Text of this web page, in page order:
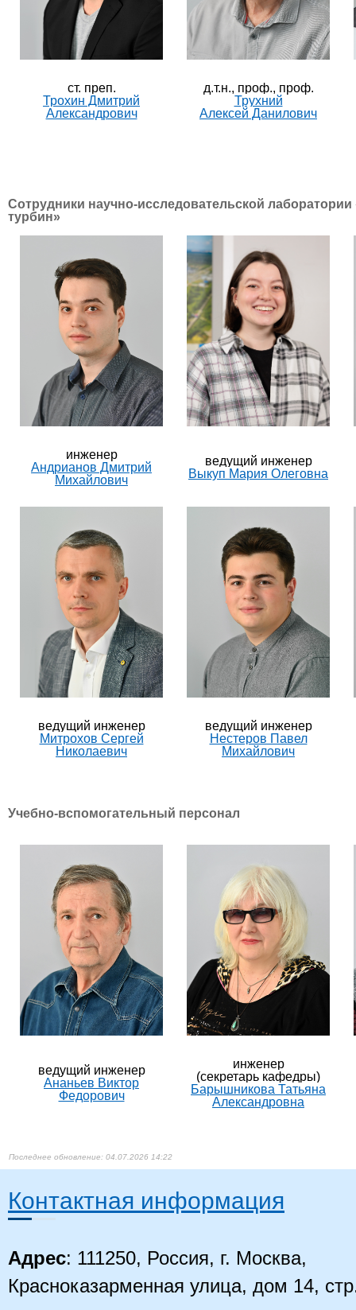
ст. преп.
Трохин Дмитрий
Александрович
д.т.н., проф., проф.
Трухний
Алексей Данилович
Сотрудники научно-исследовательской
турбин»
​инженер
Андрианов Дмитрий
Михайлович​
ведущий инженер
Выкуп Мария Олеговна​
ведущий инженер
Митрохов Сергей
Николаевич
ведущий инженер
Нестеров Павел
Михайлович
Учебно-вспомогательный персонал
ведущий инженер
Ананьев Виктор
Федорови​ч
​инженер
(секретарь кафедры)
Барышникова Татьяна
Александровна
04.07.2026 14:22
Контактная информация
Адрес: 111250, Россия, г. Москва,
Красноказарменная улица, дом 14,